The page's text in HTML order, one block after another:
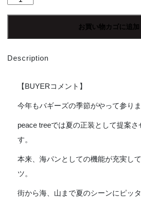
タ
ニ
Baggies
〔5inc〕-
NEW
[TCLN]
お買い物カゴに追加
Description
【BUYERコメント】
今年もバギーズの季節がやって参りま
peace treeでは夏の正装として提案さ
す。
本来、海パンとしての機能が充実し
ツ。
街から海、山まで夏のシーンにピッタ